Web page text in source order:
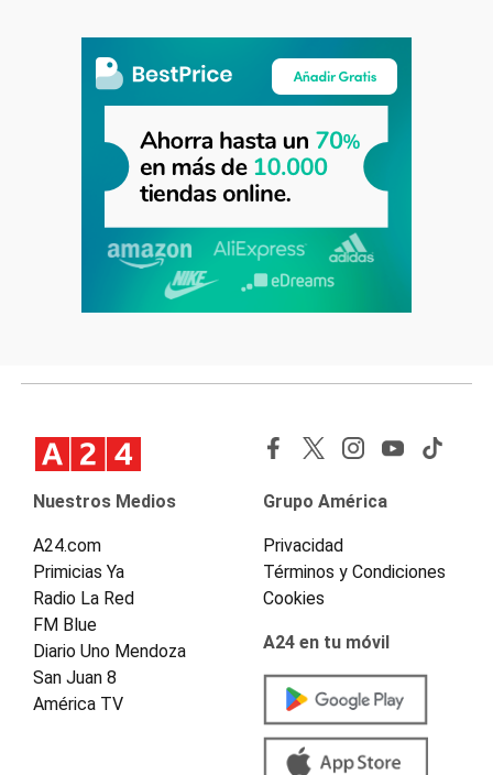
Nuestros Medios
A24.com
Primicias Ya
Radio La Red
FM Blue
Diario Uno Mendoza
San Juan 8
América TV
Grupo América
Privacidad
Términos y Condiciones
Cookies
A24 en tu móvil